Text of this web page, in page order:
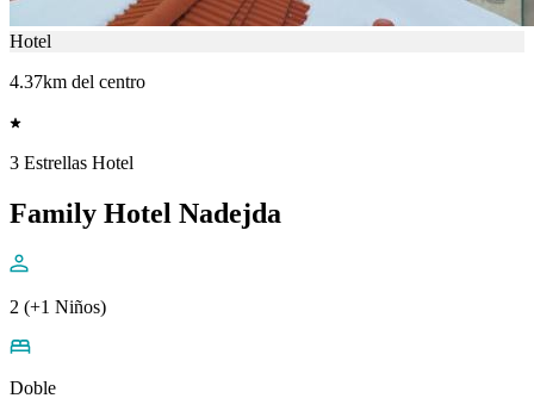
Hotel
4.37km del centro
3 Estrellas Hotel
Family Hotel Nadejda
2 (+1 Niños)
Doble